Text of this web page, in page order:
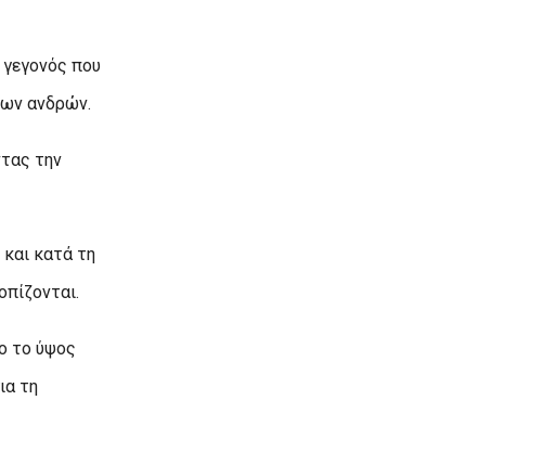
που
ανδρών.
την
κατά τη
το ύψος
τη